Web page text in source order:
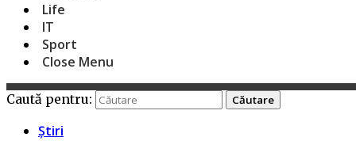
Life
IT
Sport
Close Menu
Caută pentru:
Știri